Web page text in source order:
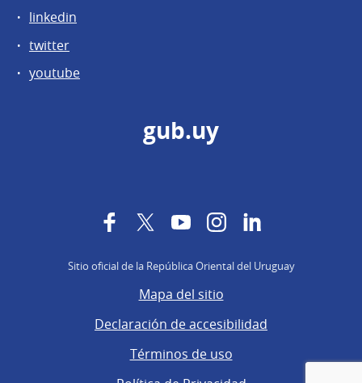
linkedin
twitter
youtube
gub.uy
FacebookTwitterYouTubeInstagram
Sitio oficial de la República Oriental del Uruguay
Mapa del sitio
Declaración de accesibilidad
Términos de uso